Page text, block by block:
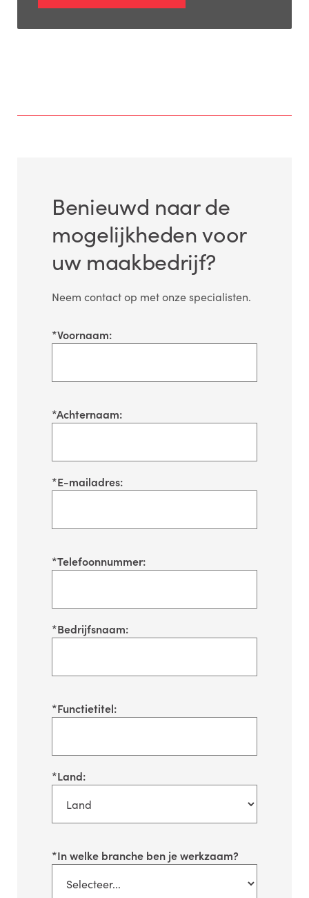
Benieuwd naar de
mogelijkheden voor
uw maakbedrijf?
Neem contact op met onze specialisten.
*Voornaam:
*Achternaam:
*E-mailadres:
*Telefoonnummer:
*Bedrijfsnaam:
*Functietitel:
*Land:
*In welke branche ben je werkzaam?